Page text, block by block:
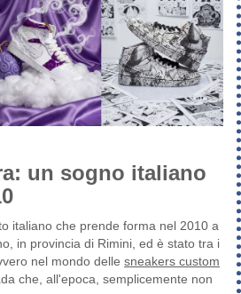
un sogno italiano
italiano che prende forma nel 2010 a
in provincia di Rimini, ed è stato tra i
nel mondo delle sneakers custom
che, all'epoca, semplicemente non